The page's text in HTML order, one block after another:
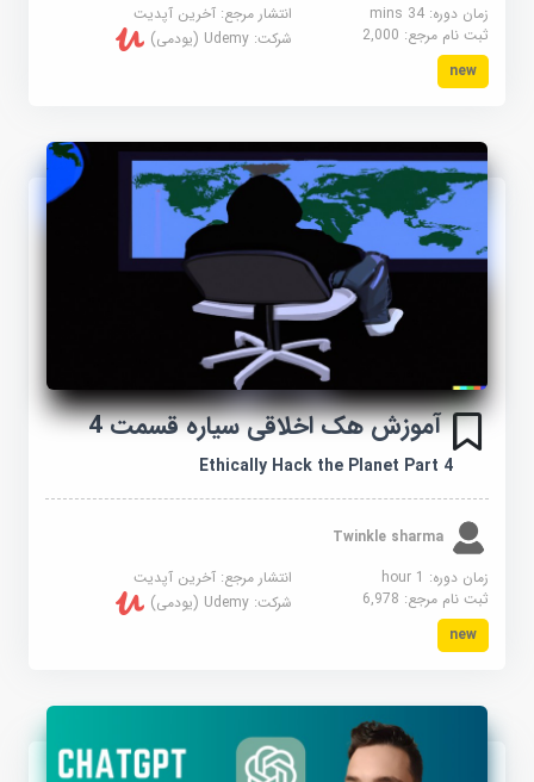
زمان دوره: 34 mins
انتشار مرجع:آخرین آپدیت
ثبت نام مرجع:2,000 شرکت:Udemy (یودمی)
new
آموزش هک اخلاقی سیاره قسمت 4
Ethically Hack the Planet Part 4
Twinkle sharma
زمان دوره: 1 hour
انتشار مرجع:آخرین آپدیت
ثبت نام مرجع:6,978 شرکت:Udemy (یودمی)
new